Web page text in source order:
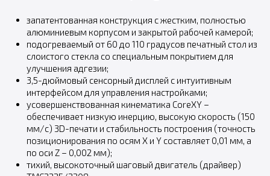
запатентованная конструкция с жестким, полностью
алюминиевым корпусом и закрытой рабочей камерой;
подогреваемый от 60 до 110 градусов печатный стол из
слоистого стекла со специальным покрытием для
улучшения адгезии;
3,5-дюймовый сенсорный дисплей с интуитивным
интерфейсом для управления настройками;
усовершенствованная кинематика CoreXY –
обеспечивает низкую инерцию, высокую скорость (150
мм/с) 3D-печати и стабильность построения (точность
позиционирования по осям X и Y составляет 0,01 мм, а
по оси Z – 0,002 мм);
тихий, высокоточный шаговый двигатель (драйвер)